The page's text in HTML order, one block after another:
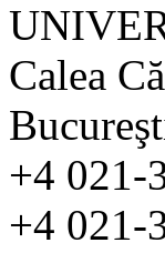
Calea
+4 021-
+4 021-